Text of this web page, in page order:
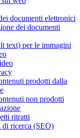
documenti elettronici
dei documenti
text) per le immagini
prodotti dalla
non prodotti
ritratti
ricerca (SEO)